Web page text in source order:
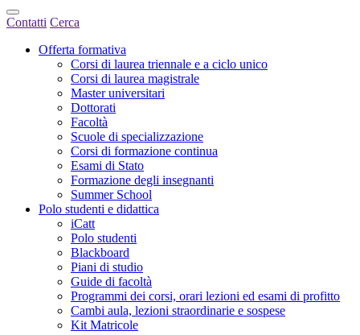
Contatti Cerca
Offerta formativa
Corsi di laurea triennale e a ciclo unico
Corsi di laurea magistrale
Master universitari
Dottorati
Facoltà
Scuole di specializzazione
Corsi di formazione continua
Esami di Stato
Formazione degli insegnanti
Summer School
Polo studenti e didattica
iCatt
Polo studenti
Blackboard
Piani di studio
Guide di facoltà
Programmi dei corsi, orari lezioni ed esami di profitto
Cambi aula, lezioni straordinarie e sospese
Kit Matricole